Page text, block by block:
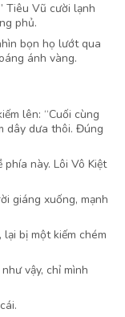
Tiêu Vũ cười lạnh
phủ.
bọn họ lướt qua
ánh vàng.
lên: “Cuối cùng
dây dưa thôi. Đúng
này. Lôi Vô Kiệt
giáng xuống, mạnh
bị một kiếm chém
vậy, chỉ mình